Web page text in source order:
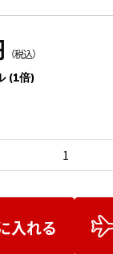
（税込）
(1倍)
入れる